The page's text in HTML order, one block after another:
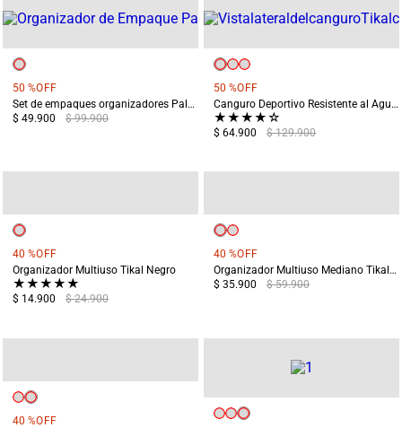
50 %OFF
Set de empaques organizadores Palmar X6 Negro
$ 49.900
$ 99.900
50 %OFF
Canguro Deportivo Resistente al Agua Tikal Rosado
★★★★☆
$ 64.900 $ 129.900
40 %OFF
Organizador Multiuso Tikal Negro
★★★★★
$ 14.900 $ 24.900
40 %OFF
Organizador Multiuso Mediano Tikal Negro
$ 35.900
$ 59.900
40 %OFF